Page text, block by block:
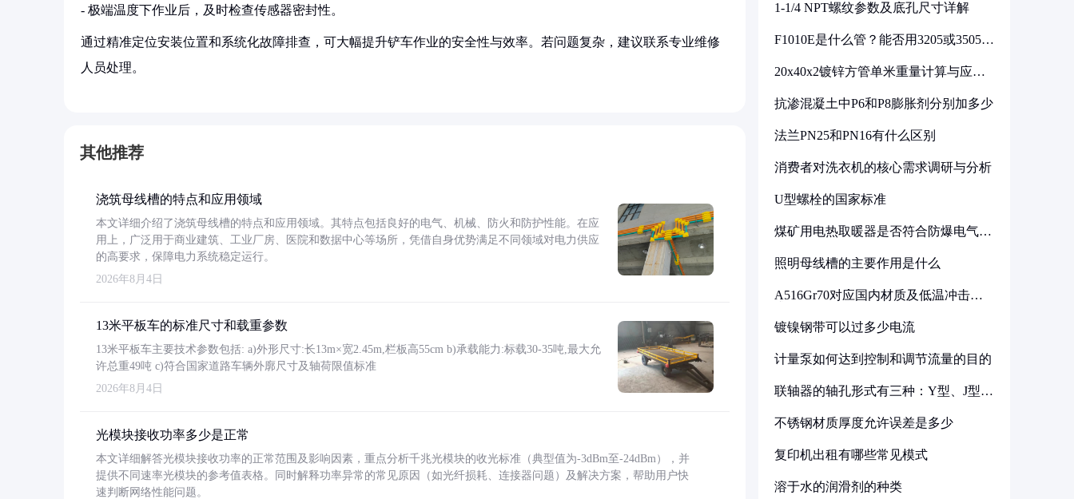
- 极端温度下作业后，及时检查传感器密封性。
通过精准定位安装位置和系统化故障排查，可大幅提升铲车作业的安全性与效率。若问题复杂，建议联系专业维修
人员处理。
其他推荐
浇筑母线槽的特点和应用领域
本文详细介绍了浇筑母线槽的特点和应用领域。其特点包括良好的电气、机械、防火和防护性能。在应
用上，广泛用于商业建筑、工业厂房、医院和数据中心等场所，凭借自身优势满足不同领域对电力供应
的高要求，保障电力系统稳定运行。
2026年8月4日
13米平板车的标准尺寸和载重参数
13米平板车主要技术参数包括: a)外形尺寸:长13m×宽2.45m,栏板高55cm b)承载能力:标载30-35吨,最大允
许总重49吨 c)符合国家道路车辆外廓尺寸及轴荷限值标准
2026年8月4日
光模块接收功率多少是正常
本文详细解答光模块接收功率的正常范围及影响因素，重点分析千兆光模块的收光标准（典型值为-3dBm至-24dBm），并
提供不同速率光模块的参考值表格。同时解释功率异常的常见原因（如光纤损耗、连接器问题）及解决方案，帮助用户快
速判断网络性能问题。
1-1/4 NPT螺纹参数及底孔尺寸详解
F1010E是什么管？能否用3205或3505代
20x40x2镀锌方管单米重量计算与应用
抗渗混凝土中P6和P8膨胀剂分别加多少
法兰PN25和PN16有什么区别
消费者对洗衣机的核心需求调研与分析
U型螺栓的国家标准
煤矿用电热取暖器是否符合防爆电气设
照明母线槽的主要作用是什么
A516Gr70对应国内材质及低温冲击要
镀镍钢带可以过多少电流
计量泵如何达到控制和调节流量的目的
联轴器的轴孔形式有三种：Y型、J型、
不锈钢材质厚度允许误差是多少
复印机出租有哪些常见模式
溶于水的润滑剂的种类